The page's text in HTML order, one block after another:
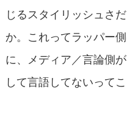
じるスタイリッシュさ
か。これってラッパー
に、メディア／言論側
して言語してないって